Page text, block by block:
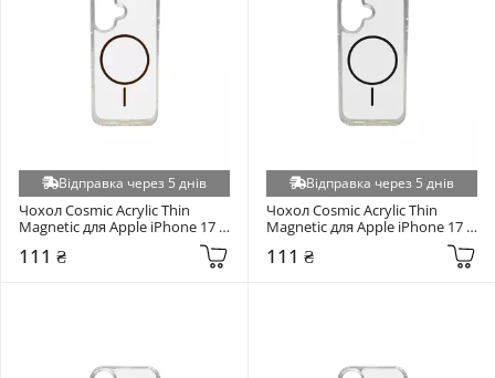
Відправка через 5 днів
Чохол Cosmic Acrylic Thin
Magnetic для Apple iPhone 17
111 ₴
Відправка через 5 днів
Чохол Cosmic Acrylic Thin
Magnetic для Apple iPhone 17
111 ₴